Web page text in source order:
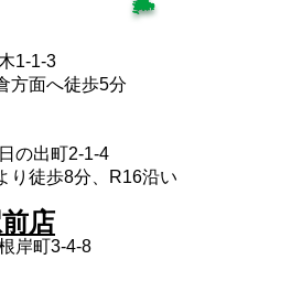
1-1-3
方面へ徒歩5分
の出町2-1-4
り徒歩8分、R16沿い
店
岸町3-4-8